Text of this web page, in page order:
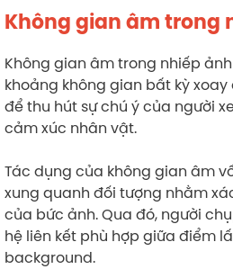
Không gian âm trong
Không gian âm trong nhiếp
khoảng không gian bất kỳ
để thu hút sự chú ý của người
cảm xúc nhân vật.
Tác dụng của không gian âm
xung quanh đối tượng nhằm
của bức ảnh. Qua đó, người
hệ liên kết phù hợp giữa điểm
background.